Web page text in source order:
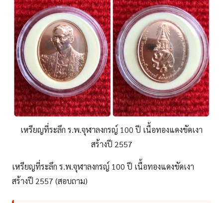
เหรียญที่ระลึก ร.พ.จุฬาลงกรญ์ 100 ปี เนื้อทองแดงขัดเงา
สร้างปี 2557
เหรียญที่ระลึก ร.พ.จุฬาลงกรญ์ 100 ปี เนื้อทองแดงขัดเงา
สร้างปี 2557 (สอบถาม)